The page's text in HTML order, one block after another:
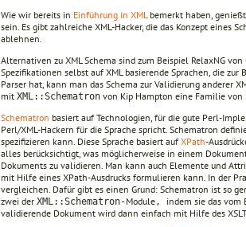
Wie wir bereits in Einführung in XML bemerkt haben,
sein. Es gibt zahlreiche XML-Hacker, die das Konzept eines
ablehnen.
Alternativen zu XML Schema sind zum Beispiel RelaxNG von
Spezifikationen selbst auf XML basierende Sprachen, die
Parser hat, kann man das Schema zur Validierung anderer
mit XML::Schematron von Kip Hampton eine Familie von
Schematron basiert auf Technologien, für die gute Perl-
Perl/XML-Hackern für die Sprache spricht. Schematron
spezifizieren kann. Diese Sprache basiert auf XPath-
alles berücksichtigt, was möglicherweise in einem
Dokuments zu validieren. Man kann auch Elemente und
mit Hilfe eines XPath-Ausdrucks formulieren kann. In der
vergleichen. Dafür gibt es einen Grund: Schematron ist so
zwei der XML::Schematron-Module , indem sie das vom
validierende Dokument wird dann einfach mit Hilfe des